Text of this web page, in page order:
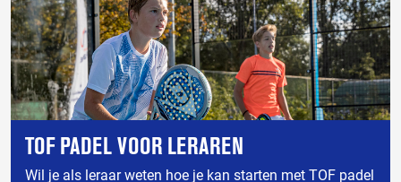
TOF PADEL VOOR LERAREN
Wil je als leraar weten hoe je kan starten met TOF padel